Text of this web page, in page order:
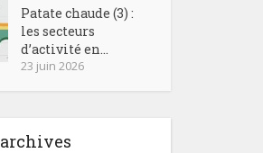
Patate chaude (3) :
les secteurs
d’activité en...
23 juin 2026
archives